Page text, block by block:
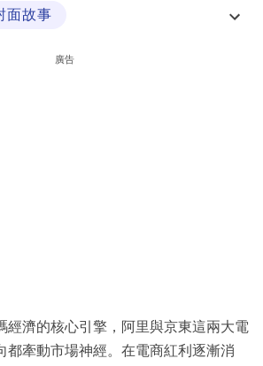
面故事
廣告
經濟的核心引擎，阿里與京東這兩大電
都牽動市場神經。在電商紅利逐漸消